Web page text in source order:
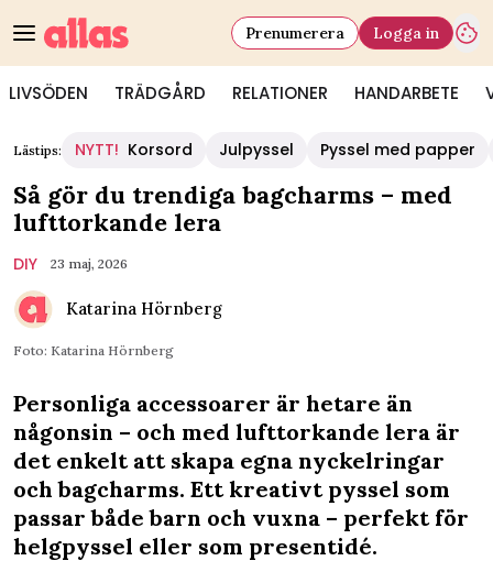
LIVSÖDEN TRÄDGÅRD RELATIONER HANDARBETE
Prenumerera Logga in
Lästips: NYTT! Korsord Julpyssel Pyssel med papper
Så gör du trendiga bagcharms – med
lufttorkande lera
DIY 23 maj, 2026
Katarina Hörnberg
Foto: Katarina Hörnberg
Personliga accessoarer är hetare än
någonsin – och med lufttorkande lera är
det enkelt att skapa egna nyckelringar
och bagcharms. Ett kreativt pyssel som
passar både barn och vuxna – perfekt för
helgpyssel eller som presentidé.